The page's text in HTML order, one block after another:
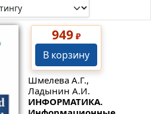
949₽
В корзину
Шмелева А.Г.,
Ладынин А.И.
ИНФОРМАТИКА.